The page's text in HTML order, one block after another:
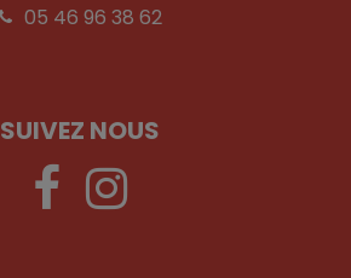
05 46 96 38 62
SUIVEZ NOUS